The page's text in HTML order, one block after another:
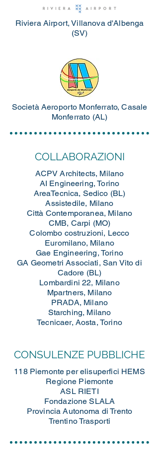
Riviera Airport, Villanova d'Albenga
(SV)
Società Aeroporto Monferrato, Casale
Monferrato (AL)
COLLABORAZIONI
ACPV Architects, Milano
AI Engineering, Torino
AreaTecnica, Sedico (BL)
Assistedile, Milano
Città Contemporanea, Milano
CMB, Carpi (MO)
Colombo costruzioni, Lecco
Euromilano, Milano
Gae Engineering, Torino
GA Geometri Associati, San Vito di
Cadore (BL)
Lombardini 22, Milano
Mpartners, Milano
PRADA, Milano
Starching, Milano
Tecnicaer, Aosta, Torino
CONSULENZE PUBBLICHE
118 Piemonte per elisuperfici HEMS
Regione Piemonte
ASL RIETI
Fondazione SLALA
Provincia Autonoma di Trento
Trentino Trasporti